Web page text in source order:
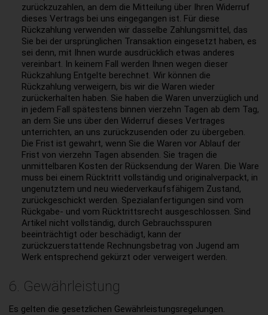
zurückzuzahlen, an dem die Mitteilung über Ihren Widerruf
dieses Vertrags bei uns eingegangen ist. Für diese
Rückzahlung verwenden wir dasselbe Zahlungsmittel, das
Sie bei der ursprünglichen Transaktion eingesetzt haben, es
sei denn, mit Ihnen wurde ausdrücklich etwas anderes
vereinbart. In keinem Fall werden Ihnen wegen dieser
Rückzahlung Entgelte berechnet. Wir können die
Rückzahlung verweigern, bis wir die Waren wieder
zurückerhalten haben. Sie haben die Waren unverzüglich und
in jedem Fall spätestens binnen vierzehn Tagen ab dem Tag,
an dem Sie uns über den Widerruf dieses Vertrages
unterrichten, an uns zurückzusenden oder zu übergeben.
Die Frist ist gewahrt, wenn Sie die Waren vor Ablauf der
Frist von vierzehn Tagen absenden. Sie tragen die
unmittelbaren Kosten der Rücksendung der Waren. Die Ware
muss bei einem Rücktritt vollständig und originalverpackt, in
ungenutztem und neu wiederverkaufsfähigem Zustand,
zurückgeschickt werden. Spezialanfertigungen sind vom
Rückgabe- und vom Rücktrittsrecht ausgeschlossen. Sind
Artikel nicht vollständig, durch Gebrauchsspuren
beeinträchtigt oder beschädigt, kann der
zurückzuerstattende Rechnungsbetrag von Jugend am
Werk entsprechend gekürzt oder verweigert werden.
6. Gewährleistung
Es gelten die gesetzlichen Gewährleistungsregelungen.